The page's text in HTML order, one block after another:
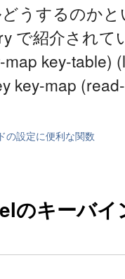
うするのか
で紹介されて
key-table)
key-map
キーバイ